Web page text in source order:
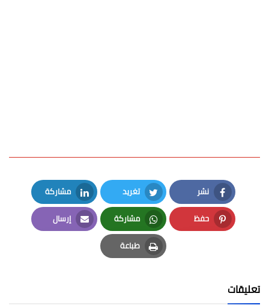
نشر
Facebook
تغريد
Twitter
مشاركة
LinkedIn
حفظ
Pinterest
مشاركة
Whatsapp
إرسال
Email
طباعة
Print
تعليقات